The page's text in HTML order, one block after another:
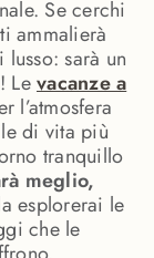
Se cerchi
ammalierà
sarà un
Levacanze a
l’atmosfera
di vita più
tranquillo
meglio,
esplorerai le
che le